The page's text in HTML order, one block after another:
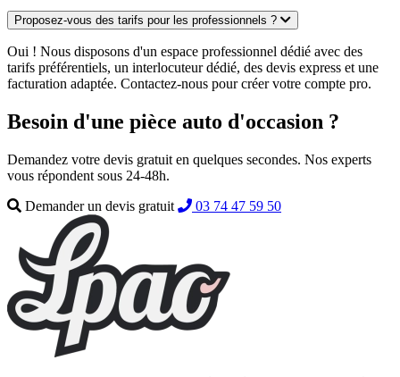
Proposez-vous des tarifs pour les professionnels ?
Oui ! Nous disposons d'un espace professionnel dédié avec des
tarifs préférentiels, un interlocuteur dédié, des devis express et une
facturation adaptée. Contactez-nous pour créer votre compte pro.
Besoin d'une pièce auto d'occasion ?
Demandez votre devis gratuit en quelques secondes. Nos experts
vous répondent sous 24-48h.
Demander un devis gratuit
03 74 47 59 50